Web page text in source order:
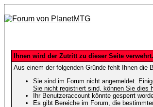
Ihnen wird der Zutritt zu dieser Seite verwehrt.
Aus einem der folgenden Gründe fehlt Ihnen die
Sie sind im Forum nicht angemeldet.
Sie nicht registriert sind, können Sie dies
Ihr Benutzeraccount könnte gesperrt
Es gibt Bereiche im Forum, die